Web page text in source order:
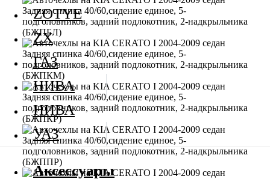
ZOTYE
ZX
ГАЗ
НИВА
НИВА
УАЗ
Аксессуары